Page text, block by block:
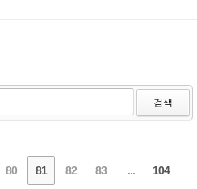
검색
80 81 82 83 ... 104